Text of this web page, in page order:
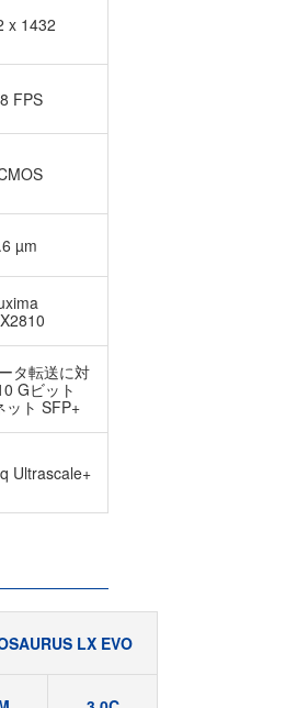
x 1432
FPS
µm
タ転送に対
Gビット
ット SFP+
Ultrascale+
LX EVO